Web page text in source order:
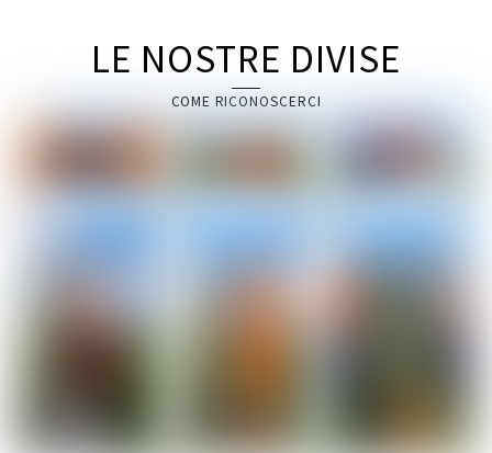
LE NOSTRE DIVISE
COME RICONOSCERCI